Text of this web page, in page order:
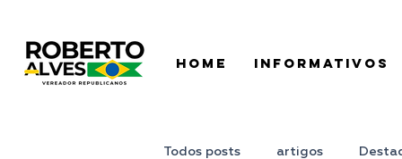
HOME INFORMATIVOS
Todos posts artigos